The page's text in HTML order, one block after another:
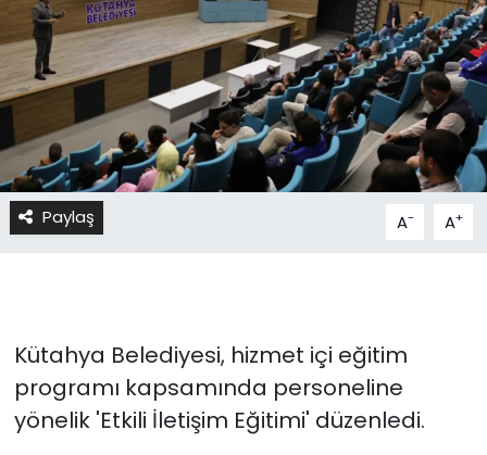
Paylaş A- A+
Kütahya Belediyesi, hizmet içi eğitim
programı kapsamında personeline
yönelik 'Etkili İletişim Eğitimi' düzenledi.